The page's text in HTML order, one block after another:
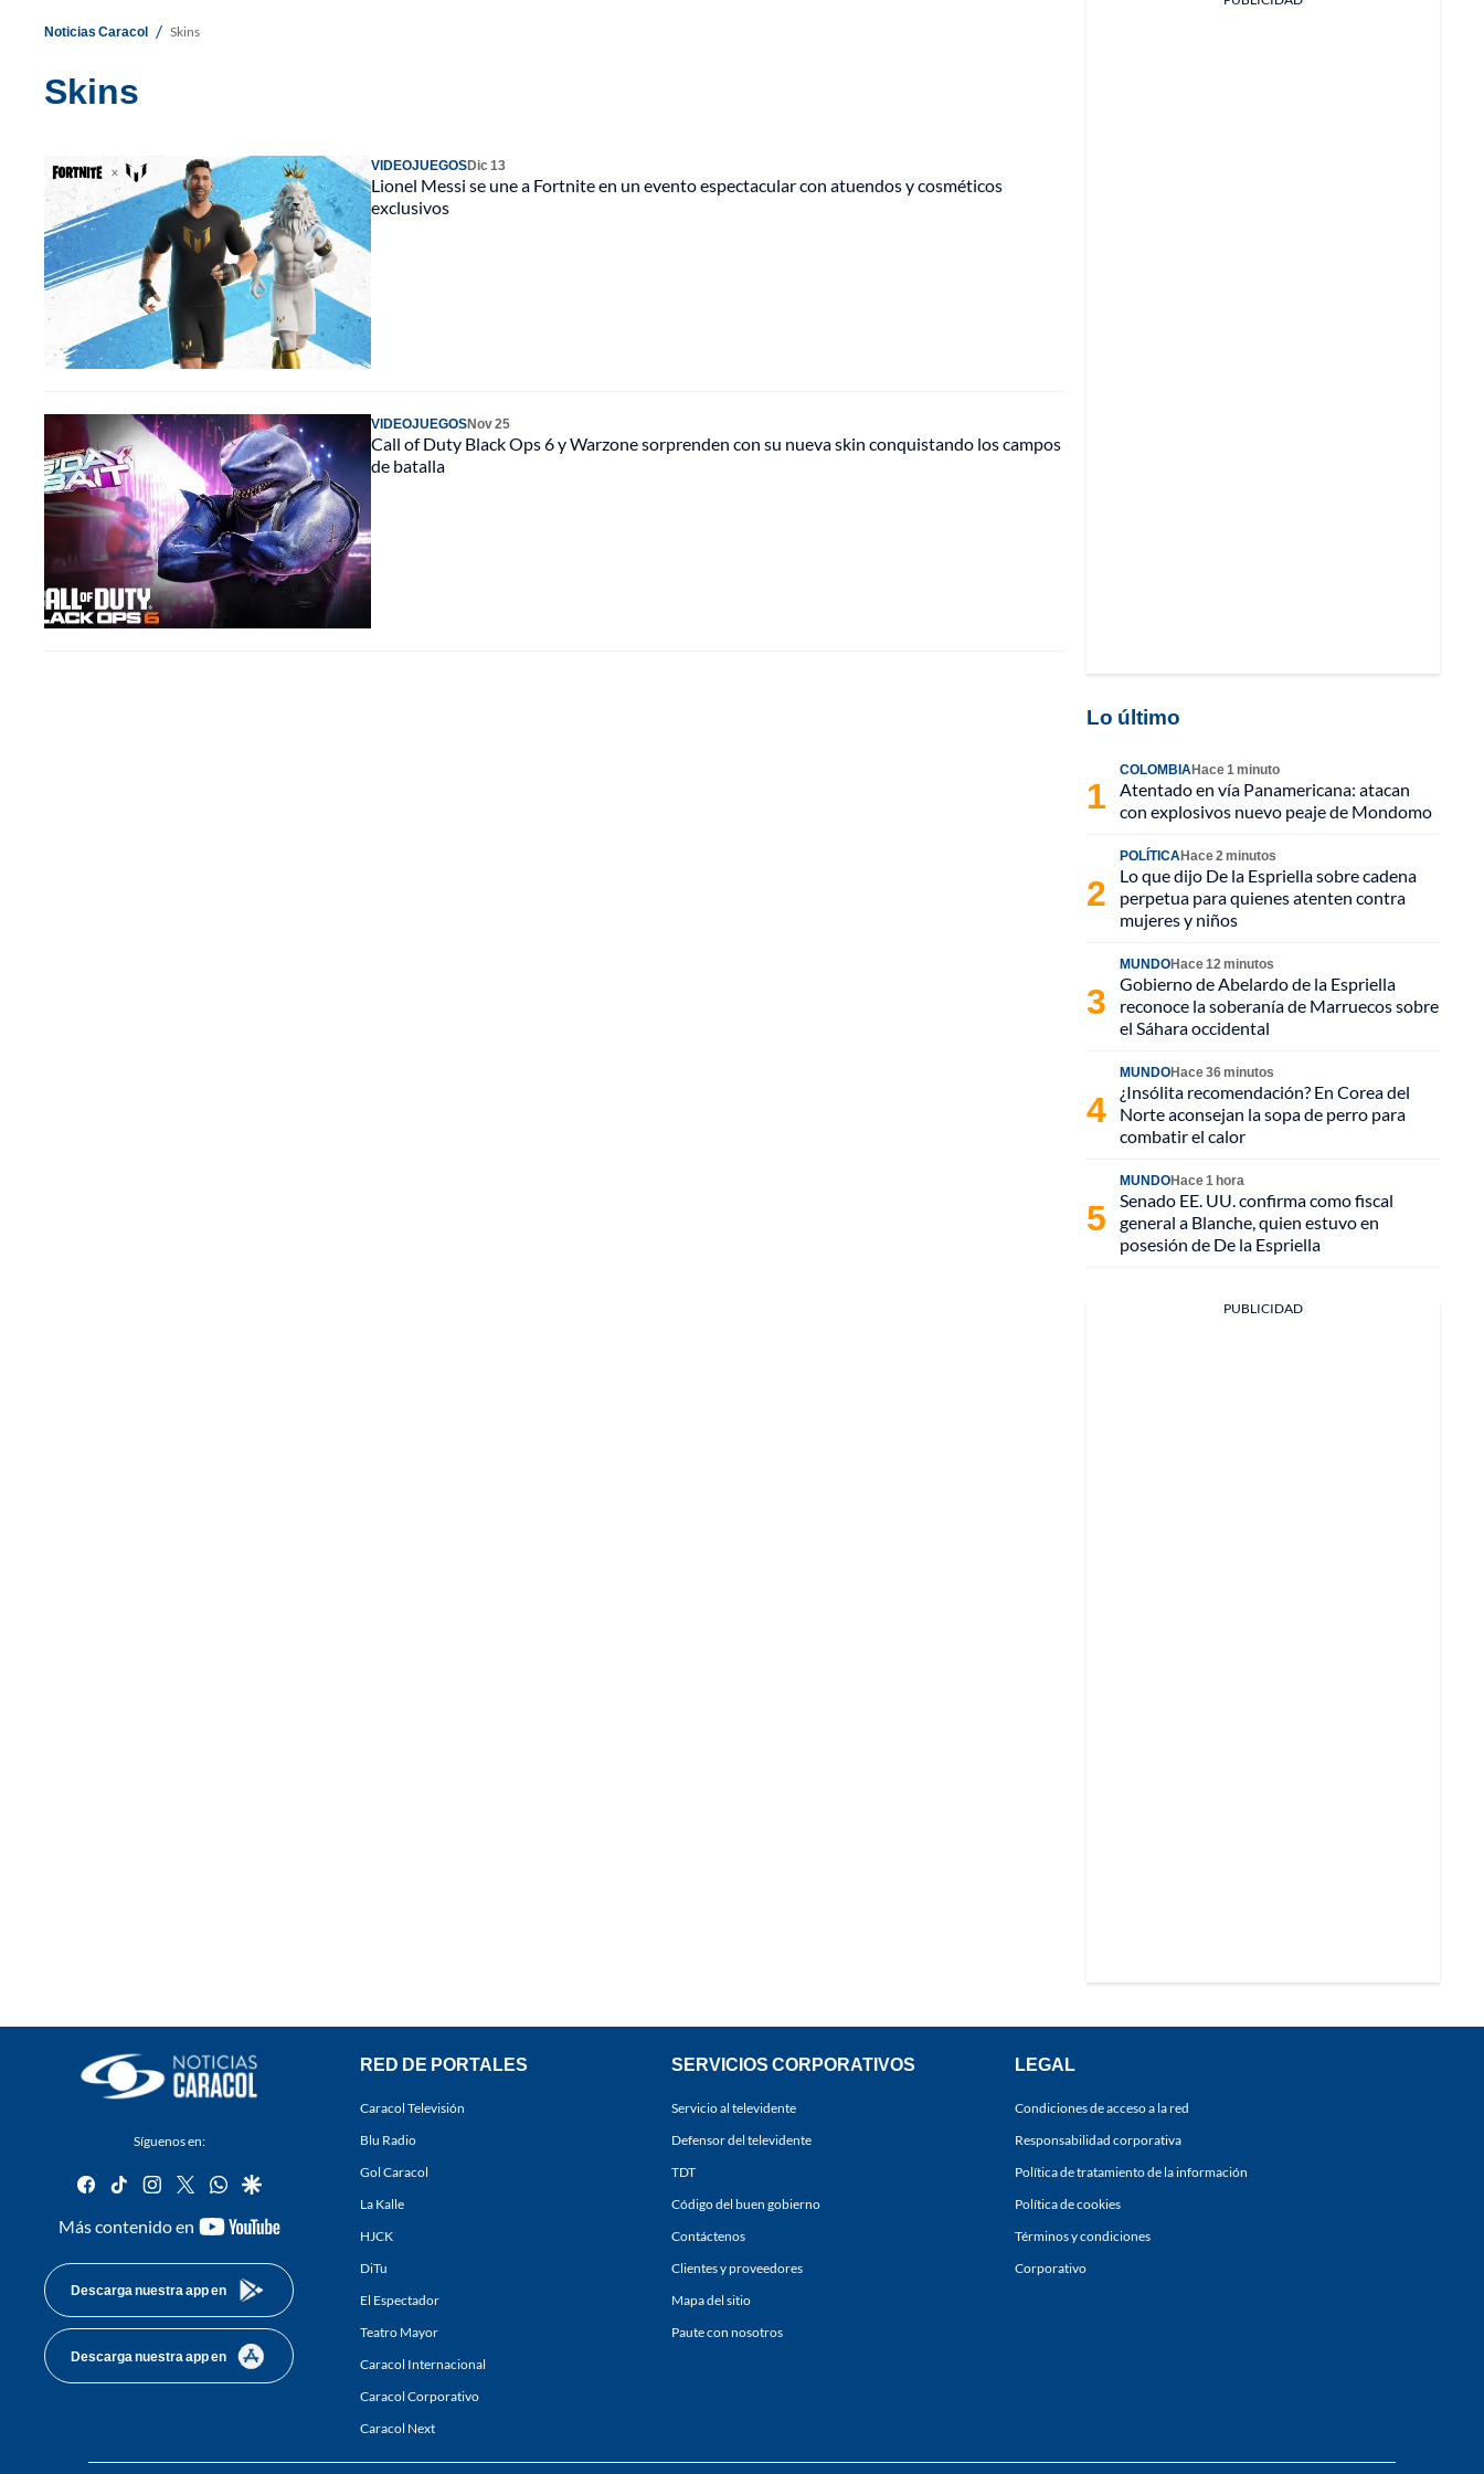
Noticias Caracol / Skins
Skins
VIDEOJUEGOSDic 13
Lionel Messi se une a Fortnite en un evento espectacular con atuendos y cosméticos
exclusivos
VIDEOJUEGOSNov 25
Call of Duty Black Ops 6 y Warzone sorprenden con su nueva skin conquistando los campos
de batalla
Lo último
COLOMBIAHace 1 minuto
Atentado en vía Panamericana: atacan
con explosivos nuevo peaje de Mondomo
POLÍTICAHace 2 minutos
Lo que dijo De la Espriella sobre cadena
perpetua para quienes atenten contra
mujeres y niños
MUNDOHace 12 minutos
Gobierno de Abelardo de la Espriella
reconoce la soberanía de Marruecos sobre
el Sáhara occidental
MUNDOHace 36 minutos
¿Insólita recomendación? En Corea del
Norte aconsejan la sopa de perro para
combatir el calor
MUNDOHace 1 hora
Senado EE. UU. confirma como fiscal
general a Blanche, quien estuvo en
posesión de De la Espriella
PUBLICIDAD
Síguenos en:
facebook
tiktok instagram
twitterwhatsapp
google
Más contenido en
youtube-
Descarga nuestra app en
Descarga nuestra app en
RED DE PORTALES
Caracol Televisión
Blu Radio
Gol Caracol
La Kalle
HJCK
DiTu
El Espectador
Teatro Mayor
Caracol Internacional
Caracol Corporativo
Caracol Next
SERVICIOS CORPORATIVOS
Servicio al televidente
Defensor del televidente
TDT
Código del buen gobierno
Contáctenos
Clientes y proveedores
Mapa del sitio
Paute con nosotros
LEGAL
Condiciones de acceso a la red
Responsabilidad corporativa
Política de tratamiento de la información
Política de cookies
Términos y condiciones
Corporativo